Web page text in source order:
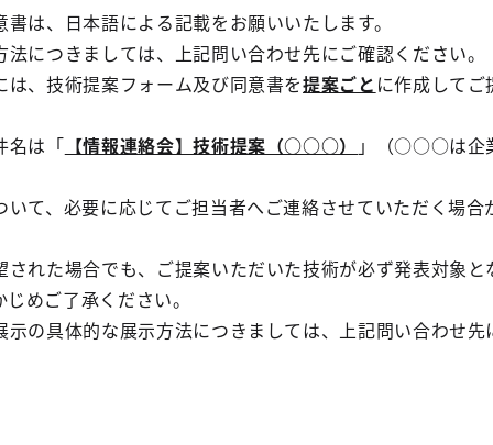
は、日本語による記載をお願いいたします。
につきましては、上記問い合わせ先にご確認ください。
、技術提案フォーム及び同意書を提案ごと に作成して
名は「 【情報連絡会】技術提案（○○○） 」（○○○は企
て、必要に応じてご担当者へご連絡させていただく場合
れた場合でも、ご提案いただいた技術が必ず発表対象と
めご了承ください。
の具体的な展示方法につきましては、上記問い合わせ先